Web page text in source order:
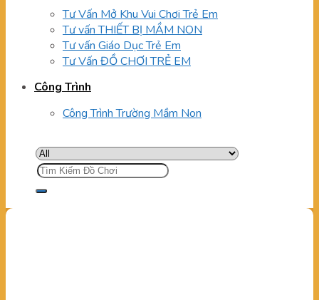
Tư Vấn Mở Khu Vui Chơi Trẻ Em
Tư vấn THIẾT BỊ MẦM NON
Tư vấn Giáo Dục Trẻ Em
Tư Vấn ĐỒ CHƠI TRẺ EM
Công Trình
Công Trình Trường Mầm Non
Tìm
kiếm: